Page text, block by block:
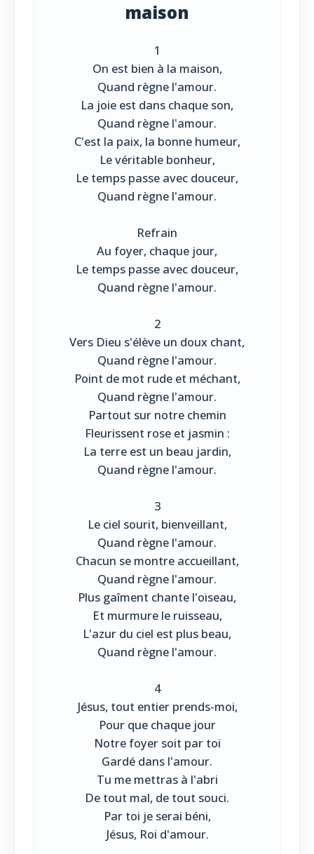
maison
1
On est bien à la maison,
Quand règne l'amour.
La joie est dans chaque son,
Quand règne l'amour.
C'est la paix, la bonne humeur,
Le véritable bonheur,
Le temps passe avec douceur,
Quand règne l'amour.
Refrain
Au foyer, chaque jour,
Le temps passe avec douceur,
Quand règne l'amour.
2
Vers Dieu s'élève un doux chant,
Quand règne l'amour.
Point de mot rude et méchant,
Quand règne l'amour.
Partout sur notre chemin
Fleurissent rose et jasmin :
La terre est un beau jardin,
Quand règne l'amour.
3
Le ciel sourit, bienveillant,
Quand règne l'amour.
Chacun se montre accueillant,
Quand règne l'amour.
Plus gaîment chante l'oiseau,
Et murmure le ruisseau,
L'azur du ciel est plus beau,
Quand règne l'amour.
4
Jésus, tout entier prends-moi,
Pour que chaque jour
Notre foyer soit par toi
Gardé dans l'amour.
Tu me mettras à l'abri
De tout mal, de tout souci.
Par toi je serai béni,
Jésus, Roi d'amour.